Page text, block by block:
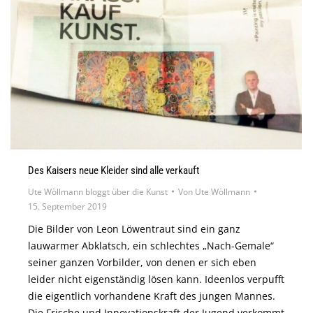
Des Kaisers neue Kleider sind alle verkauft
Ute Wöllmann bloggt über die Kunst Von Ute Wöllmann
15. September 2019
Die Bilder von Leon Löwentraut sind ein ganz
lauwarmer Abklatsch, ein schlechtes „Nach-Gemale“
seiner ganzen Vorbilder, von denen er sich eben
leider nicht eigenständig lösen kann. Ideenlos verpufft
die eigentlich vorhandene Kraft des jungen Mannes.